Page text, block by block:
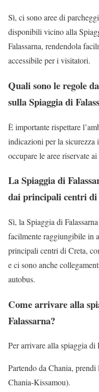
Sì, ci sono aree di
disponibili vicino alla
Falassarna, rendendola
accessibile per i visitatori.
Quali sono le regole
sulla Spiaggia di
È importante rispettare
indicazioni per la sicurezza
occupare le aree riservate
La Spiaggia di
dai principali centri
Sì, la Spiaggia di
facilmente raggiungibile in
principali centri di Creta,
e ci sono anche
autobus.
Come arrivare alla
Falassarna?
Per arrivare alla spiaggia di
Partendo da Chania, prendi
Chania-Kissamou).